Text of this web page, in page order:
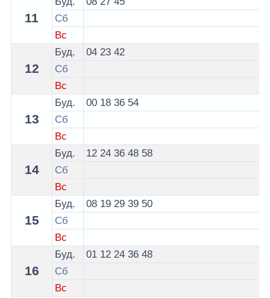
11
Сб
Вс
12
Буд. 04 23 42
Сб
Вс
13
Буд. 00 18 36 54
Сб
Вс
14
Буд. 12 24 36 48 58
Сб
Вс
15
Буд. 08 19 29 39 50
Сб
Вс
16
Буд. 01 12 24 36 48
Сб
Вс